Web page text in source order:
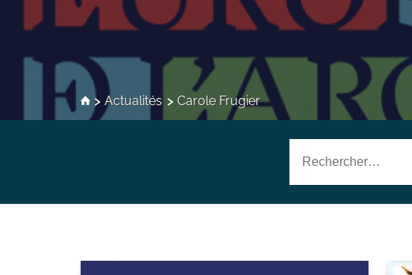
Actualités Carole Frugier